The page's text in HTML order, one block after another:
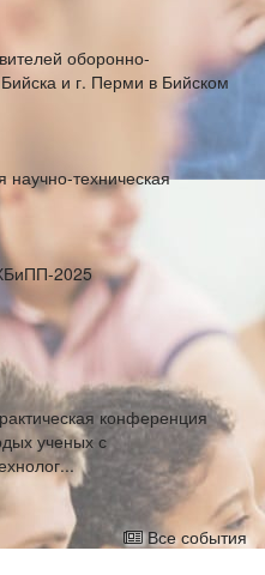
оборонно-
и г. Перми в Бийском
техническая
2025
конференция
ученых с
Все события